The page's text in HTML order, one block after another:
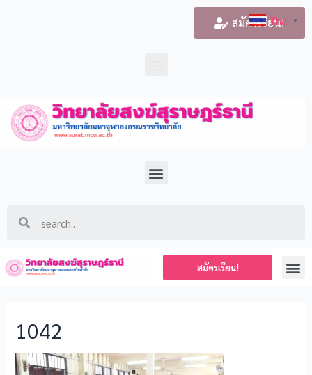
สมัครเรียน!
สมัครเรียน!
1042
Thai ▼